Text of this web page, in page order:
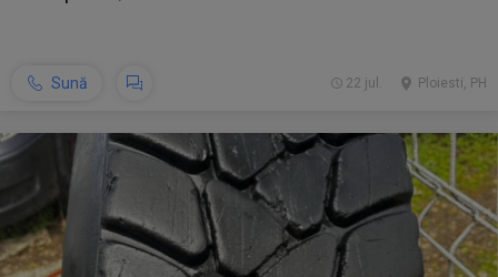
Sună Ploiesti, PH
22 jul.